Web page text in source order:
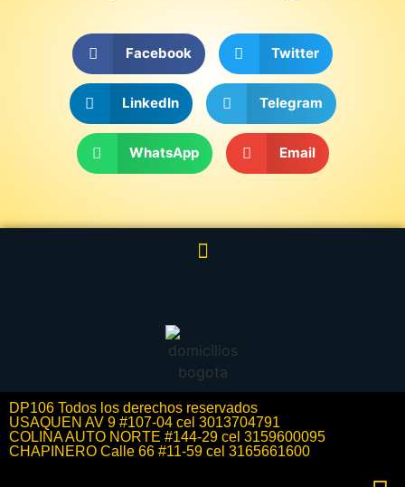
Facebook Twitter
LinkedIn Telegram
WhatsApp Email
DP106 Todos los derechos reservados
USAQUEN AV 9 #107-04 cel 3013704791
COLINA AUTO NORTE #144-29 cel 3159600095
CHAPINERO Calle 66 #11-59 cel 3165661600